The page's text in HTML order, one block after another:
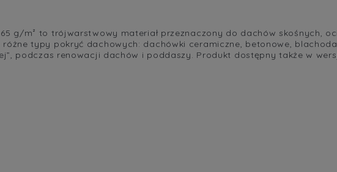
g/m² to trójwarstwowy materiał przeznaczony do dachów skośnych,
typy pokryć dachowych: dachówki ceramiczne, betonowe,
podczas renowacji dachów i poddaszy. Produkt dostępny także w